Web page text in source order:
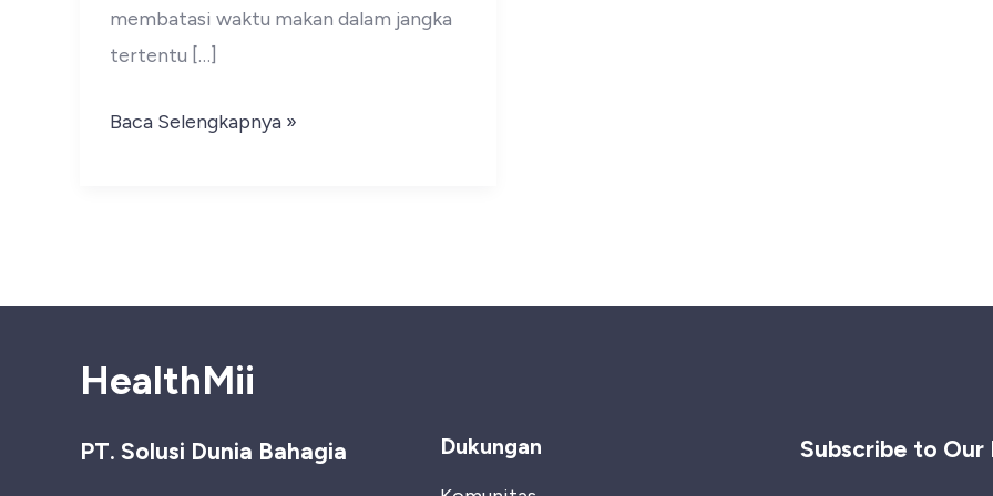
membatasi waktu makan dalam jangka
tertentu […]
Intermittent
dan
untuk
Baca Selengkapnya »
HealthMii
PT. Solusi Dunia Bahagia Dukungan Subscribe to